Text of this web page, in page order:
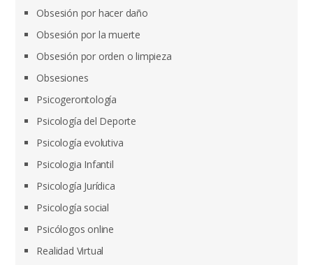
Obsesión por hacer daño
Obsesión por la muerte
Obsesión por orden o limpieza
Obsesiones
Psicogerontología
Psicología del Deporte
Psicología evolutiva
Psicologia Infantil
Psicología Jurídica
Psicología social
Psicólogos online
Realidad Virtual